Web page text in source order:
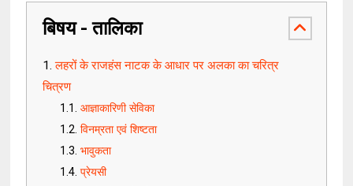
बिषय - तालिका
लहरों के राजहंस नाटक के आधार पर अलका का चरित्र
चित्रण
आज्ञाकारिणी सेविका
विनम्रता एवं शिष्टता
भावुकता
प्रेयसी